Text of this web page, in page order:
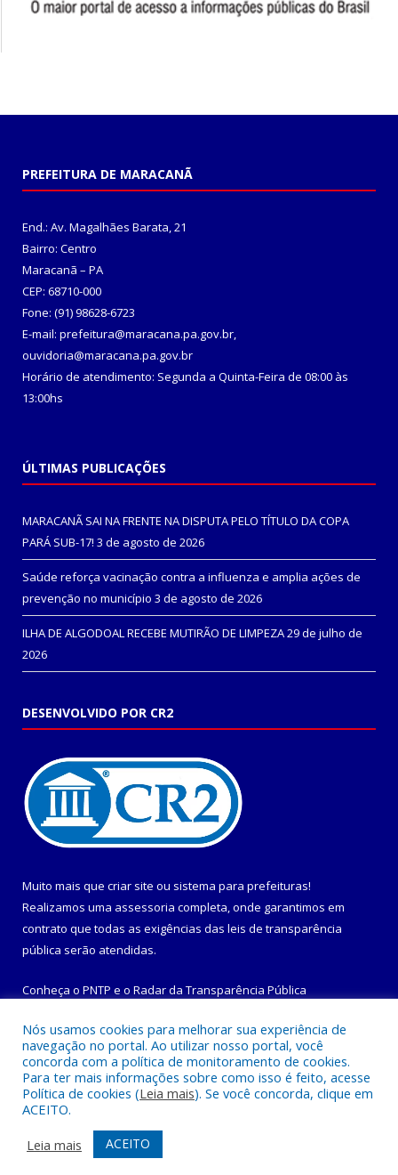
PREFEITURA DE MARACANÃ
End.: Av. Magalhães Barata, 21
Bairro: Centro
Maracanã – PA
CEP: 68710-000
Fone: (91) 98628-6723
E-mail: prefeitura@maracana.pa.gov.br,
ouvidoria@maracana.pa.gov.br
Horário de atendimento: Segunda a Quinta-Feira de 08:00 às
13:00hs
ÚLTIMAS PUBLICAÇÕES
MARACANÃ SAI NA FRENTE NA DISPUTA PELO TÍTULO DA COPA
PARÁ SUB-17! 3 de agosto de 2026
Saúde reforça vacinação contra a influenza e amplia ações de
prevenção no município 3 de agosto de 2026
ILHA DE ALGODOAL RECEBE MUTIRÃO DE LIMPEZA29 de julho de
2026
DESENVOLVIDO POR CR2
Muito mais que criar site ou sistema para prefeituras!
Realizamos uma assessoria completa, onde garantimos em
contrato que todas as exigências das leis de transparência
pública serão atendidas.
Conheça o PNTP e o Radar da Transparência Pública
Todos os direitos reservados a Prefeitura Municipal de
Maracanã.
Mapa do Site
Acessar Área Administrativa
Acessar Webmail
Nós usamos cookies para melhorar sua experiência de
navegação no portal. Ao utilizar nosso portal, você
concorda com a política de monitoramento de cookies.
Para ter mais informações sobre como isso é feito, acesse
Política de cookies (Leia mais). Se você concorda, clique em
ACEITO.
Leia mais
ACEITO